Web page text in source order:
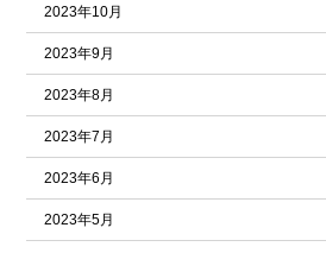
2023年10月
2023年9月
2023年8月
2023年7月
2023年6月
2023年5月